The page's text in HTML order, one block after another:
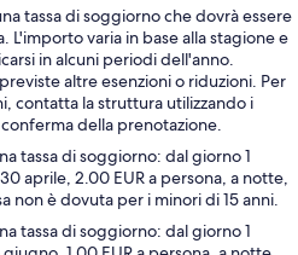
tassa di soggiorno che dovrà essere
L'importo varia in base alla stagione e
in alcuni periodi dell'anno.
altre esenzioni o riduzioni. Per
contatta la struttura utilizzando i
della prenotazione.
tassa di soggiorno: dal giorno 1
aprile, 2.00 EUR a persona, a notte,
non è dovuta per i minori di 15 anni.
tassa di soggiorno: dal giorno 1